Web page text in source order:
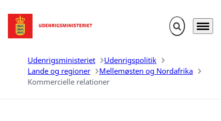
Gå til forsiden Fold søgefelt
Menu
Udenrigsministeriet
Udenrigspolitik
Lande og regioner
Mellemøsten og Nordafrika
Kommercielle relationer